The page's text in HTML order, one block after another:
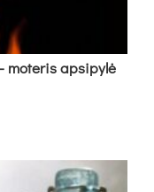
mo­te­ris ap­si­py­lė